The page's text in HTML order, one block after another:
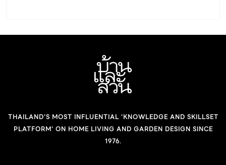
การใช้อาคารและผลกระทบต่อชุมชน (เช่น การดับเพลิง การ
หนีไฟ) แน่นอนว่า​ คอนโดขนาดใหญ่​ๆใจกลางเมืองนั้นส่วน
มาก​จะเป็น​อาคาร​ขนาดใหญ่​พิเศษ​แทบ​ทั้งสิ้น​ […]
THAILAND'S MOST INFLUENTIAL 'KNOWLEDGE AND SKILLSET
PLATFORM' ON HOME LIVING AND GARDEN DESIGN SINCE
1976.